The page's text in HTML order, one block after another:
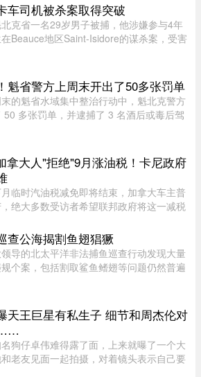
车司机被杀案取得突破
克省一名29岁男子被捕，他涉嫌参与4年
Beauce地区Saint-Isidore的谋杀案，受害
Gourde。Gourde将在 ...
魁省警方上周末开出了50多张罚单
的魁省水域集中整治行动中，魁北克警方
50 多张罚单，并逮捕了 3 名酒后或毒后驾
魁省警力在 8 月 1 ...
拿大人"拒绝"9月涨油税！卡尼政府
临时汽油税减免即将结束，加拿大车主普
绝大多数受访者希望联邦政府将这一减税
的最新调查显示，63% 的加拿大人希望总
Mark Carney）将 ...
查公海揭割鱼翅猖獗
导的北太平洋非法捕鱼巡查行动发现大量
个案，包括割取鲨鱼鳍翅等问题仍然普遍
规个案；去年则在检 ...
天王巨星有私生子 细节和周杰伦对
狗仔卓伟难得露了面，上来就曝了一个大
老友见面一起拍摄，对着镜头表示自己要